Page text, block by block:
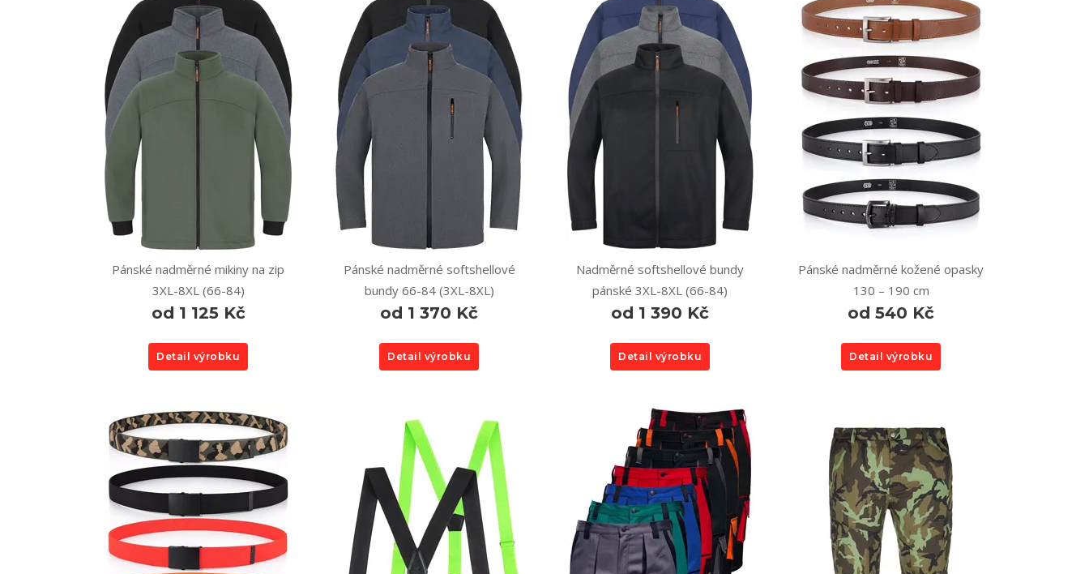
Pánské nadměrné mikiny na zip
3XL-8XL (66-84)
od 1 125 Kč
Detail výrobku
Pánské nadměrné softshellové
bundy 66-84 (3XL-8XL)
od 1 370 Kč
Detail výrobku
Nadměrné softshellové bundy
pánské 3XL-8XL (66-84)
od 1 390 Kč
Detail výrobku
Pánské nadměrné kožené opasky
130 – 190 cm
od 540 Kč
Detail výrobku